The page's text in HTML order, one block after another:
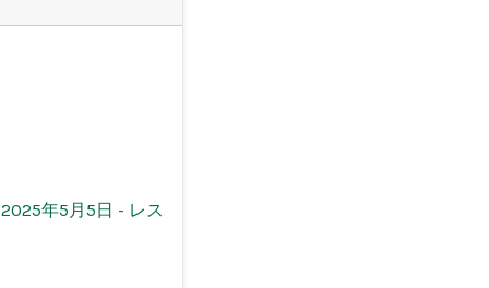
年5月5日 - レスポンス